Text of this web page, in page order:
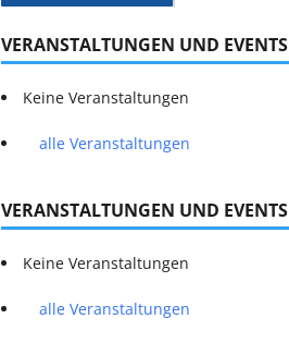
VERANSTALTUNGEN UND EVENTS
Keine Veranstaltungen
alle Veranstaltungen
VERANSTALTUNGEN UND EVENTS
Keine Veranstaltungen
alle Veranstaltungen